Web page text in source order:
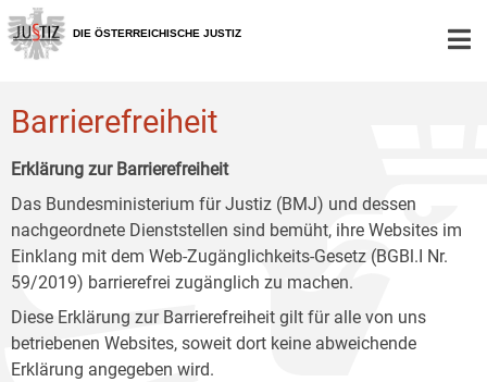
Zur
Hauptnavigation
[1]
Zum
Inhalt
[2]
Zum
Untermenü
[3]
DIE ÖSTERREICHISCHE JUSTIZ
Barrierefreiheit
Erklärung zur Barrierefreiheit
Das Bundesministerium für Justiz (BMJ) und dessen
nachgeordnete Dienststellen sind bemüht, ihre Websites im
Einklang mit dem Web-Zugänglichkeits-Gesetz (BGBl.I Nr.
59/2019) barrierefrei zugänglich zu machen.
Diese Erklärung zur Barrierefreiheit gilt für alle von uns
betriebenen Websites, soweit dort keine abweichende
Erklärung angegeben wird.